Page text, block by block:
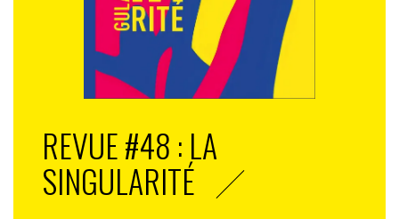
REVUE #48 : LA
SINGULARITÉ